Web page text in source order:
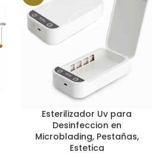
Esterilizador Uv para
Desinfeccion en
Microblading, Pestañas,
Estetica